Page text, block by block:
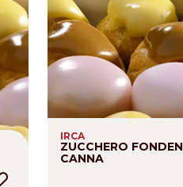
IRCA
ZUCCHERO
CANNA